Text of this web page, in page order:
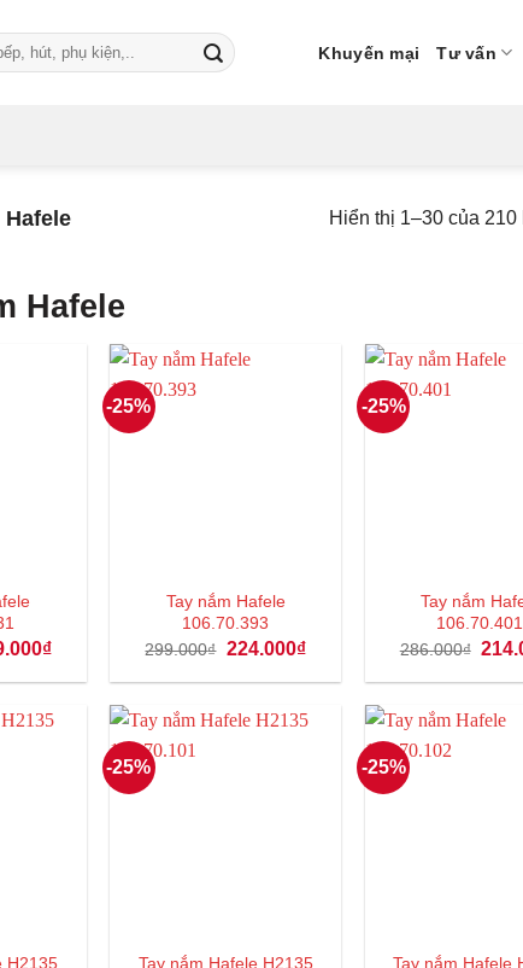
Khuyến mại Tư vấn
Hiển thị 1–30 của 210
Hafele
₫Giá
tại
159.000₫.
-25%
Tay nắm Hafele
106.70.393
299.000₫ Giá
là:
224.000₫Giá
tại
224.000₫.
-25%
Tay nắm
106.70.401
286.000₫ Giá
là:
H2135
-25%
Tay nắm Hafele H2135
-25%
Tay nắm Hafele